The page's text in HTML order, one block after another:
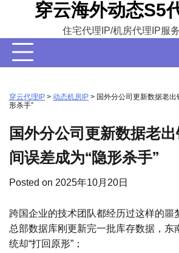
content
穿云海外动态S5
住宅代理IP/机房代理IP服
穿云代理IP > 动态机房IP > 国外分公司更新数据老
形杀手”
国外分公司更新数据老
间误差成为“隐形杀手”
Posted on 2025年10月20日
跨国企业的技术团队都经历过这样的噩
总部数据库刚更新完一批库存数据，东
统却“打回原形”；